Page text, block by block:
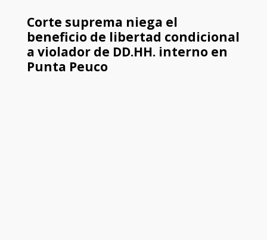
Corte suprema niega el
beneficio de libertad condicional
a violador de DD.HH. interno en
Punta Peuco